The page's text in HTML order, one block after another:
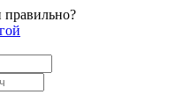
правильно?